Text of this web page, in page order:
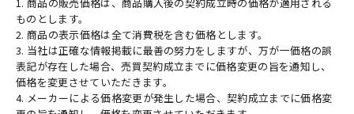
ものとします。
2. 商品の表示価格は全て消費税を含む価格とします。
3. 当社は正確な情報掲載に最善の努力をしますが、万が一価格の誤
表記が存在した場合、売買契約成立までに価格変更の旨を通知し、
価格を変更させていただきます。
4. メーカーによる価格変更が発生した場合、契約成立までに価格変